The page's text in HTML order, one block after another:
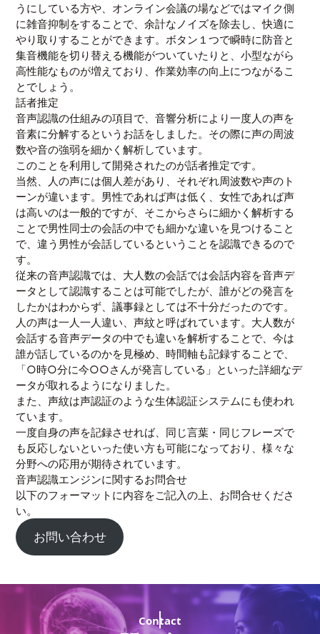
うにしている方や、オンライン会議の場などではマイク側
に雑音抑制をすることで、余計なノイズを除去し、快適に
やり取りすることができます。ボタン１つで瞬時に防音と
集音機能を切り替える機能がついていたりと、小型ながら
高性能なものが増えており、作業効率の向上につながるこ
とでしょう。
話者推定
音声認識の仕組みの項目で、音響分析により一度人の声を
音素に分解するというお話をしました。その際に声の周波
数や音の強弱を細かく解析しています。
このことを利用して開発されたのが話者推定です。
当然、人の声には個人差があり、それぞれ周波数や声のト
ーンが違います。男性であれば声は低く、女性であれば声
は高いのは一般的ですが、そこからさらに細かく解析する
ことで男性同士の会話の中でも細かな違いを見つけること
で、違う男性が会話しているということを認識できるので
す。
従来の音声認識では、大人数の会話では会話内容を音声デ
ータとして認識することは可能でしたが、誰がどの発言を
したかはわからず、議事録としては不十分だったのです。
人の声は一人一人違い、声紋と呼ばれています。大人数が
会話する音声データの中でも違いを解析することで、今は
誰が話しているのかを見極め、時間軸も記録することで、
「○時○分に今○○さんが発言している」といった詳細なデ
ータが取れるようになりました。
また、声紋は声認証のような生体認証システムにも使われ
ています。
一度自身の声を記録させれば、同じ言葉・同じフレーズで
も反応しないといった使い方も可能になっており、様々な
分野への応用が期待されています。
音声認識エンジンに関するお問合せ
以下のフォーマットに内容をご記入の上、お問合せくださ
い。
お問い合わせ
Contact